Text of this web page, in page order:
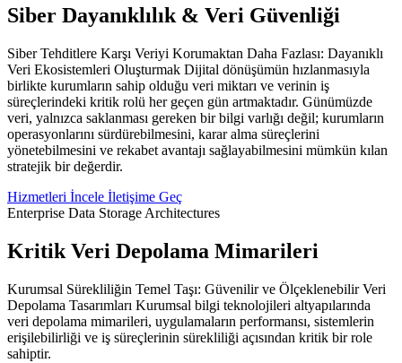
Siber Dayanıklılık & Veri Güvenliği
Siber Tehditlere Karşı Veriyi Korumaktan Daha Fazlası: Dayanıklı
Veri Ekosistemleri Oluşturmak Dijital dönüşümün hızlanmasıyla
birlikte kurumların sahip olduğu veri miktarı ve verinin iş
süreçlerindeki kritik rolü her geçen gün artmaktadır. Günümüzde
veri, yalnızca saklanması gereken bir bilgi varlığı değil; kurumların
operasyonlarını sürdürebilmesini, karar alma süreçlerini
yönetebilmesini ve rekabet avantajı sağlayabilmesini mümkün kılan
stratejik bir değerdir.
Hizmetleri İncele İletişime Geç
Enterprise Data Storage Architectures
Kritik Veri Depolama Mimarileri
Kurumsal Sürekliliğin Temel Taşı: Güvenilir ve Ölçeklenebilir Veri
Depolama Tasarımları Kurumsal bilgi teknolojileri altyapılarında
veri depolama mimarileri, uygulamaların performansı, sistemlerin
erişilebilirliği ve iş süreçlerinin sürekliliği açısından kritik bir role
sahiptir.